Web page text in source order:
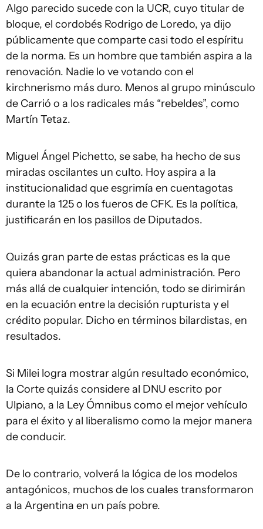
Algo parecido sucede con la UCR, cuyo titular de
bloque, el cordobés Rodrigo de Loredo, ya dijo
públicamente que comparte casi todo el espíritu
de la norma. Es un hombre que también aspira a la
renovación. Nadie lo ve votando con el
kirchnerismo más duro. Menos al grupo minúsculo
de Carrió o a los radicales más “rebeldes”, como
Martín Tetaz.
Miguel Ángel Pichetto, se sabe, ha hecho de sus
miradas oscilantes un culto. Hoy aspira a la
institucionalidad que esgrimía en cuentagotas
durante la 125 o los fueros de CFK. Es la política,
justificarán en los pasillos de Diputados.
Quizás gran parte de estas prácticas es la que
quiera abandonar la actual administración. Pero
más allá de cualquier intención, todo se dirimirán
en la ecuación entre la decisión rupturista y el
crédito popular. Dicho en términos bilardistas, en
resultados.
Si Milei logra mostrar algún resultado económico,
la Corte quizás considere al DNU escrito por
Ulpiano, a la Ley Ómnibus como el mejor vehículo
para el éxito y al liberalismo como la mejor manera
de conducir.
De lo contrario, volverá la lógica de los modelos
antagónicos, muchos de los cuales transformaron
a la Argentina en un país pobre.